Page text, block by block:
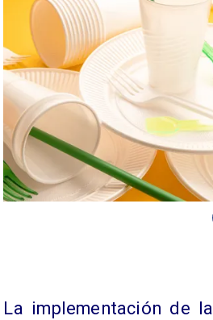
La implementación de la